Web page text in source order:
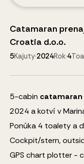
Catamaran
Croatia d.o.o.
5Kajuty·2024Rok·4
5-cabin catamaran
2024 a kotví v
Ponúka 4 toalety a
Cockpit/stern,
GPS chart plotter -